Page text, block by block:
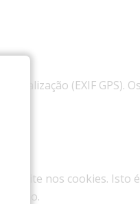
(EXIF GPS).
e site nos cookies. Isto
ano.